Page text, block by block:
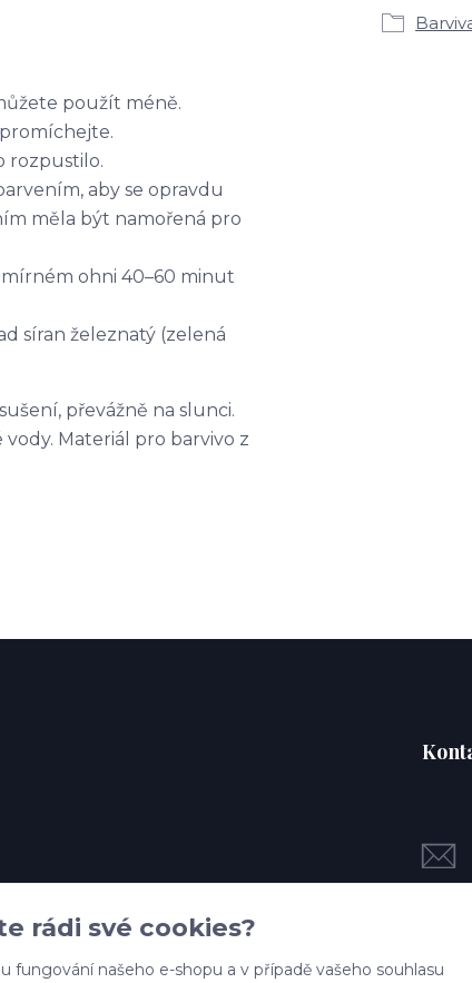
použít méně.
rozpustilo.
aby se opravdu
měla být namořená pro
ohni 40–60 minut
síran železnatý (zelená
převážně na slunci.
Materiál pro barvivo z
rádi své cookies?
fungování našeho e-shopu a v případě vašeho souhlasu